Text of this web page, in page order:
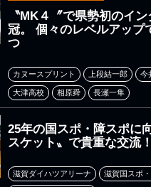
〝MK４〞で県勢初のイ
冠。 個々のレベルアップ
つ
カヌースプリント 上段結一郎 今
大津高校 相原舜 長瀬一隼
25年の国スポ・障スポに
スケット〟で貴重な交流！
滋賀ダイハツアリーナ 滋賀国スポ